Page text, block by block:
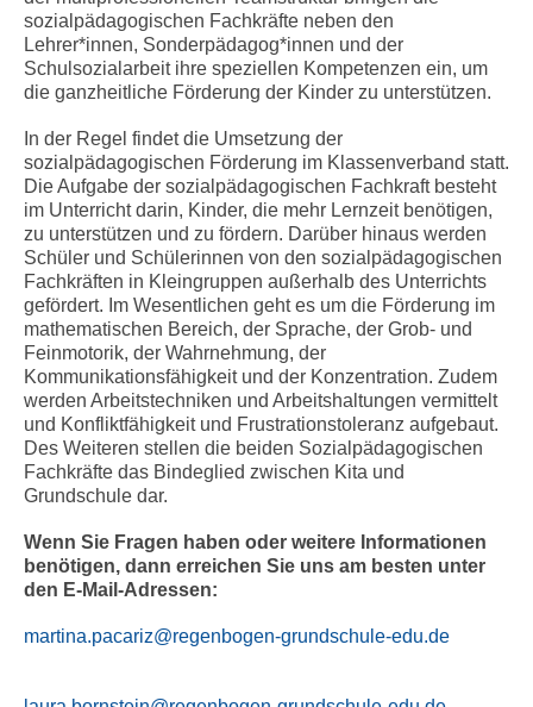
sozialpädagogischen Fachkräfte neben den
Lehrer*innen, Sonderpädagog*innen und der
Schulsozialarbeit ihre speziellen Kompetenzen ein, um
die ganzheitliche Förderung der Kinder zu unterstützen.
In der Regel findet die Umsetzung der
sozialpädagogischen Förderung im Klassenverband statt.
Die Aufgabe der sozialpädagogischen Fachkraft besteht
im Unterricht darin, Kinder, die mehr Lernzeit benötigen,
zu unterstützen und zu fördern. Darüber hinaus werden
Schüler und Schülerinnen von den sozialpädagogischen
Fachkräften in Kleingruppen außerhalb des Unterrichts
gefördert. Im Wesentlichen geht es um die Förderung im
mathematischen Bereich, der Sprache, der Grob- und
Feinmotorik, der Wahrnehmung, der
Kommunikationsfähigkeit und der Konzentration. Zudem
werden Arbeitstechniken und Arbeitshaltungen vermittelt
und Konfliktfähigkeit und Frustrationstoleranz aufgebaut.
Des Weiteren stellen die beiden Sozialpädagogischen
Fachkräfte das Bindeglied zwischen Kita und
Grundschule dar.
Wenn Sie Fragen haben oder weitere Informationen
benötigen, dann erreichen Sie uns am besten unter
den E-Mail-Adressen:
martina.pacariz@regenbogen-grundschule-edu.de